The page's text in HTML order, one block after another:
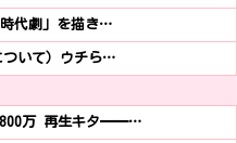
時代劇」を描き…
ついて）ウチら…
800万 再生キタ━━…